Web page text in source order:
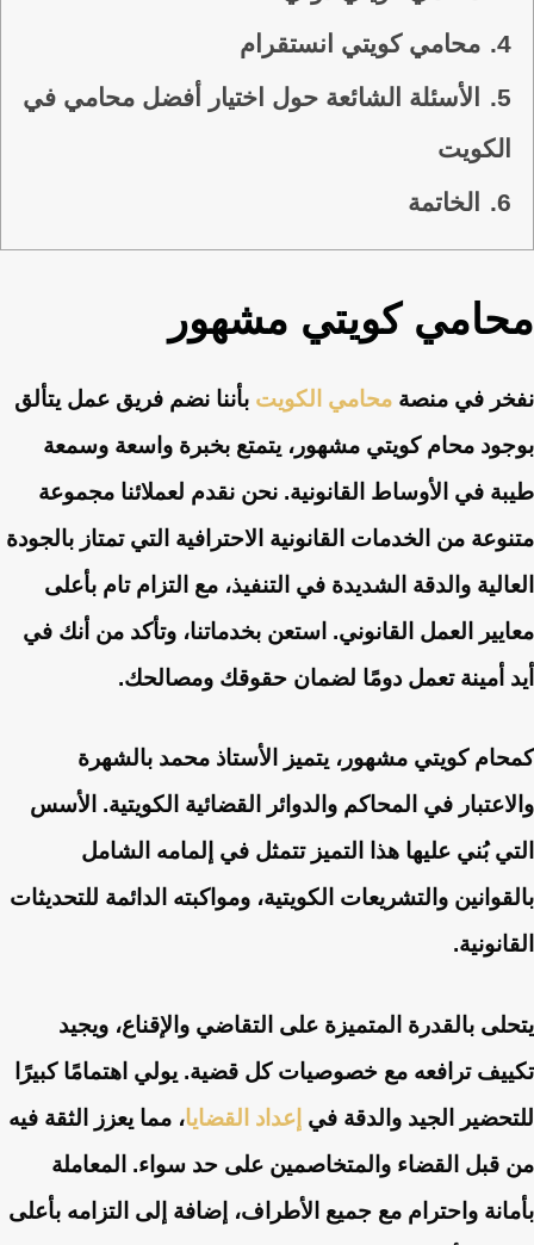
4.
محامي كويتي انستقرام
5.
الأسئلة الشائعة حول اختيار أفضل محامي في
الكويت
6.
الخاتمة
محامي كويتي مشهور
نفخر في منصة محامي الكويت بأننا نضم فريق عمل يتألق
بوجود محام كويتي مشهور، يتمتع بخبرة واسعة وسمعة
طيبة في الأوساط القانونية. نحن نقدم لعملائنا مجموعة
متنوعة من الخدمات القانونية الاحترافية التي تمتاز بالجودة
العالية والدقة الشديدة في التنفيذ، مع التزام تام بأعلى
معايير العمل القانوني. استعن بخدماتنا، وتأكد من أنك في
أيد أمينة تعمل دومًا لضمان حقوقك ومصالحك.
كمحام كويتي مشهور، يتميز الأستاذ محمد بالشهرة
والاعتبار في المحاكم والدوائر القضائية الكويتية. الأسس
التي بُني عليها هذا التميز تتمثل في إلمامه الشامل
بالقوانين والتشريعات الكويتية، ومواكبته الدائمة للتحديثات
القانونية.
يتحلى بالقدرة المتميزة على التقاضي والإقناع، ويجيد
تكييف ترافعه مع خصوصيات كل قضية. يولي اهتمامًا كبيرًا
للتحضير الجيد والدقة في إعداد القضايا، مما يعزز الثقة فيه
من قبل القضاء والمتخاصمين على حد سواء. المعاملة
بأمانة واحترام مع جميع الأطراف، إضافة إلى التزامه بأعلى